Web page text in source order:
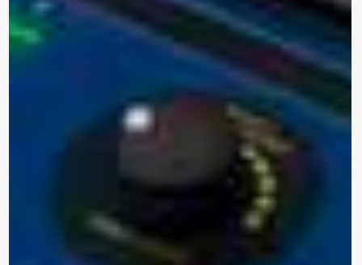
contacto contigo, necesitamos algunos
detalles adicionales. Por favor, completa el
siguiente formulario